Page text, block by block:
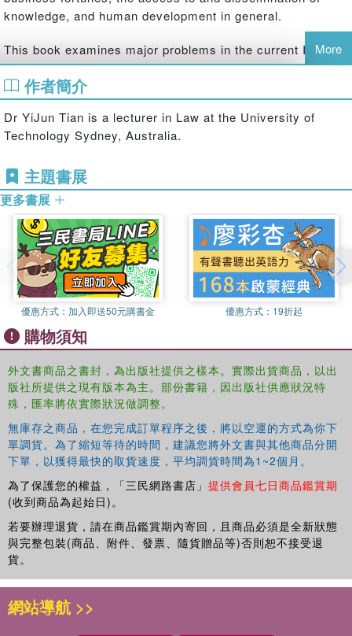
knowledge, and human development in general.
This book examines major problems in the current IPR
regime, particularly the copyright regime, in the context of
digitization, knowledge economy, and globalization. The
book contends that the final goals of IP law and policy-
making are to enhance the progress of science and
economic development, and the use and even-distribution
major international IP consensus, recent developments in
regional IP forums and the successful experiences of
various countries, YiJun Tian is able to provide specific
theoretical, policy and legislative suggestions for
addressing current copyright challenges. The book
contends that each nation should strengthen the
coordination of its IP protection and development
strategies, adopt a more systematic and heterogeneous
approach, and make IP theory, policy, specific legal
mechanisms, marketing forces and all other available
and in a way that contributes to the establishment of a
knowledge equilibrium international society.
More
作者簡介
Dr YiJun Tian is a lecturer in Law at the University of
Technology Sydney, Australia.
主題書展
更多書展
優惠方式： 加入即送50元購書金 優惠方式： 19折起
購物須知
外文書商品之書封，為出版社提供之樣本。實際出貨商品，以出
版社所提供之現有版本為主。部份書籍，因出版社供應狀況特
殊，匯率將依實際狀況做調整。
無庫存之商品，在您完成訂單程序之後，將以空運的方式為你下
單調貨。為了縮短等待的時間，建議您將外文書與其他商品分開
下單，以獲得最快的取貨速度，平均調貨時間為1~2個月。
為了保護您的權益，「三民網路書店」 提供會員七日商品鑑賞期
(收到商品為起始日)。
若要辦理退貨，請在商品鑑賞期內寄回，且商品必須是全新狀態
與完整包裝(商品、附件、發票、隨貨贈品等)否則恕不接受退
貨。
網站導航 >>